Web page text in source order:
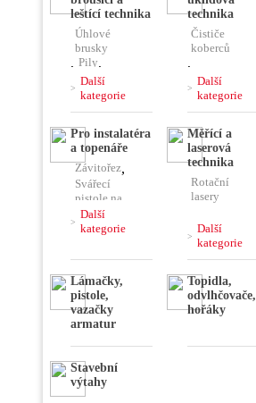
, Čerpadla
Ponorné
vibrátory
Míchačky
leštící technika
Úhlové
brusky
, Pily,
Rozbrušovací
pily
Hladičky,
Frézy,
Brusky,
Leštičky,
stříhačky
Další
kategorie
technika
Čističe
koberců
,
Stavební
vysavače
podlah
,
Vysokotlaké
čističe
Další
kategorie
Pro instalatéra
a topenáře
Závitořez,
Svářecí
pistole na
plast
,
kleště
Další
kategorie
Měřící a
laserová
technika
Rotační
lasery
Kombinovaný
laser
,
přístroje
, Váhy,
Úhloměry
Dálkoměry,
Další
kategorie
Lámačky,
pistole,
vazačky
armatur
Topidla,
odvlhčovače,
hořáky
Stavební
výtahy